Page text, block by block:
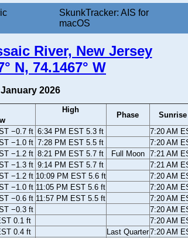
SkunkTracker: AIS for
macOS
River, New Jersey
N, 74.1467° W
January 2026
High
Phase Sunrise
−0.7 ft 6:34 PM EST 5.3 ft 7:20 AM
−1.0 ft 7:28 PM EST 5.5 ft 7:20 AM
−1.2 ft 8:21 PM EST 5.7 ft Full Moon 7:21 AM
−1.3 ft 9:14 PM EST 5.7 ft 7:21 AM
−1.2 ft 10:09 PM EST 5.6 ft 7:20 AM
−1.0 ft 11:05 PM EST 5.6 ft 7:20 AM
−0.6 ft 11:57 PM EST 5.5 ft 7:20 AM
−0.3 ft 7:20 AM
0.1 ft 7:20 AM
0.4 ft Last Quarter7:20 AM